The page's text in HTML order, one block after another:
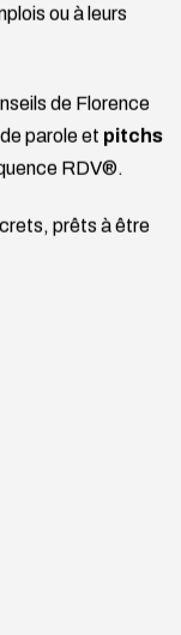
ou à leurs
de Florence
parole et pitchs
RDV®.
prêts à être